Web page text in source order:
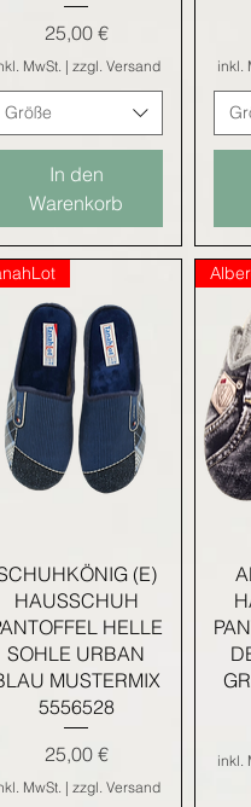
Preis
25,00 €
MwSt. | zzgl. Versand
Größe
In den
Warenkorb
inkl.
Schnellansicht(E)
HAUSSCHUH
HELLE
SOHLE URBAN
MUSTERMIX
5556528
Preis
25,00 €
MwSt. | zzgl. Versand
inkl.